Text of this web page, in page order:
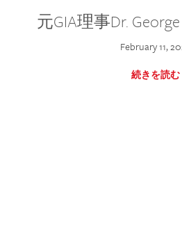
元GIA理事Dr.
February 11,
続きを読む